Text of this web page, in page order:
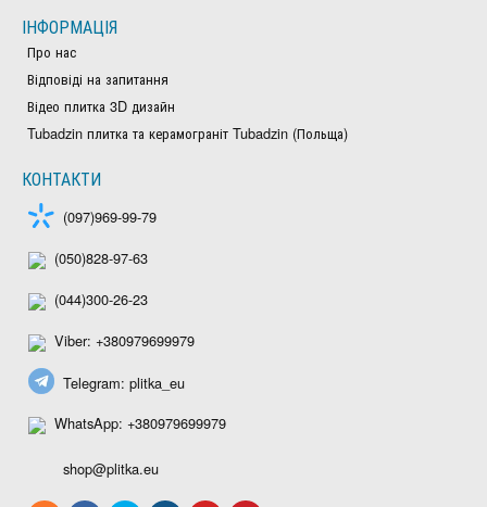
ІНФОРМАЦІЯ
Про нас
Відповіді на запитання
Відео плитка 3D дизайн
Tubadzin плитка та керамограніт Tubadzin (Польща)
КОНТАКТИ
(097)969-99-79
(050)828-97-63
(044)300-26-23
Viber: +380979699979
Telegram: plitka_eu
WhatsApp: +380979699979
shop@plitka.eu